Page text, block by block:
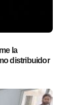
la
distribuidor